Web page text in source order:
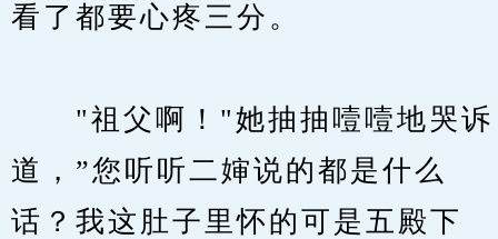
看了都要心疼三分。
"祖父啊！"她抽抽噎噎地哭诉
道，”您听听二婶说的都是什么
话？我这肚子里怀的可是五殿下